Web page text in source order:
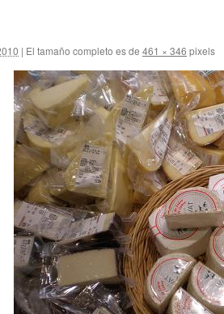
| El tamaño completo es de 461 × 346 pixels